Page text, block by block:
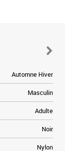
Automne Hiver
Masculin
Adulte
Noir
Nylon